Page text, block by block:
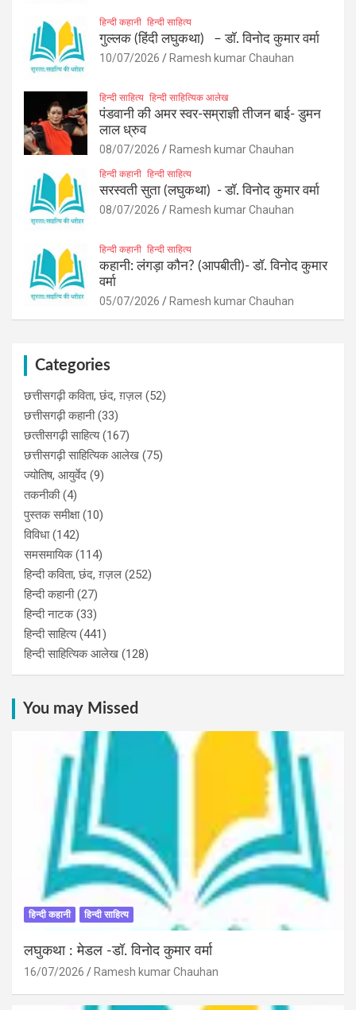
हिन्दी कहानी हिन्दी साहित्य
गुल्लक (हिंदी लघुकथा) – डॉ. विनोद कुमार वर्मा
10/07/2026 Ramesh kumar Chauhan
हिन्दी साहित्य हिन्दी साहित्यिक आलेख
पंडवानी की अमर स्वर-सम्राज्ञी तीजन बाई- डुमन
लाल ध्रुव
08/07/2026 Ramesh kumar Chauhan
हिन्दी कहानी हिन्दी साहित्य
सरस्वती सुता (लघुकथा) ​- डॉ. विनोद कुमार वर्मा
08/07/2026 Ramesh kumar Chauhan
हिन्दी कहानी हिन्दी साहित्य
कहानी: लंगड़ा कौन? (आपबीती)​- डॉ. विनोद कुमार
वर्मा
05/07/2026 Ramesh kumar Chauhan
Categories
छत्तीसगढ़ी कविता, छंद, ग़ज़ल (52)
छत्तीसगढ़ी कहानी(33)
छत्‍तीसगढ़ी साहित्‍य(167)
छत्तीसगढ़ी साहित्यिक आलेख (75)
ज्योतिष, आयुर्वेद (9)
तकनीकी(4)
पुस्‍तक समीक्षा(10)
विविधा(142)
समसमायिक(114)
हिन्दी कविता, छंद, ग़ज़ल (252)
हिन्दी कहानी(27)
हिन्‍दी नाटक(33)
हिन्दी साहित्य(441)
हिन्दी साहित्यिक आलेख (128)
You may Missed
हिन्दी कहानी हिन्दी साहित्य
लघुकथा : मेडल -डॉ. विनोद कुमार वर्मा
16/07/2026 Ramesh kumar Chauhan